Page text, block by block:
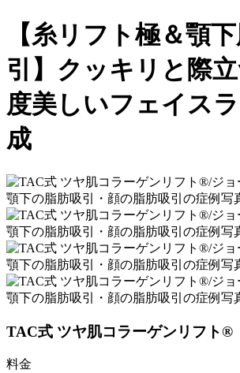
【糸リフト極＆顎
引】クッキリと際
度美しいフェイス
成
TAC式 ツヤ肌コラーゲンリフト®
料金